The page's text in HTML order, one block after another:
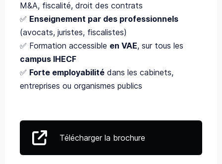
M&A, fiscalité, droit des contrats
✅ Enseignement par des professionnels
(avocats, juristes, fiscalistes)
✅ Formation accessible en VAE, sur tous les
campus IHECF
✅ Forte employabilité dans les cabinets,
entreprises ou organismes publics
Télécharger la brochure